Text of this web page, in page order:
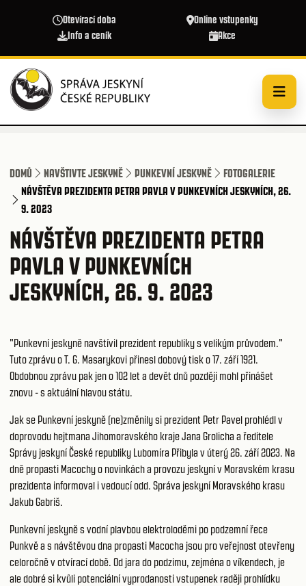
Otevírací doba
Online vstupenky
Info a ceník
Akce
DOMŮ NAVŠTIVTE JESKYNĚ PUNKEVNÍ JESKYNĚ
FOTOGALERIE
NÁVŠTĚVA PREZIDENTA PETRA PAVLA V PUNKEVNÍCH JESKYNÍCH, 26.
9. 2023
NÁVŠTĚVA PREZIDENTA PETRA
PAVLA V PUNKEVNÍCH
JESKYNÍCH, 26. 9. 2023
"Punkevní jeskyně navštívil prezident republiky s velikým průvodem."
Tuto zprávu o T. G. Masarykovi přinesl dobový tisk o 17. září 1921.
Obdobnou zprávu pak jen o 102 let a devět dnů později mohl přinášet
znovu - s aktuální hlavou státu.
Jak se Punkevní jeskyně (ne)změnily si prezident Petr Pavel prohlédl v
doprovodu hejtmana Jihomoravského kraje Jana Grolicha a ředitele
Správy jeskyní České republiky Lubomíra Přibyla v úterý 26. září 2023. Na
dně propasti Macochy o novinkách a provozu jeskyní v Moravském krasu
prezidenta informoval i vedoucí odd. Správa jeskyní Moravského krasu
Jakub Gabriš.
Punkevní jeskyněs vodní plavbou elektroloděmi po podzemní řece
Punkvě a s návštěvou dna propasti Macocha jsou pro veřejnost otevřeny
celoročně v otvírací době. Od jara do podzimu, zejména o víkendech, je
ale dobré si kvůli potenciální vyprodanosti vstupenek raději prohlídku